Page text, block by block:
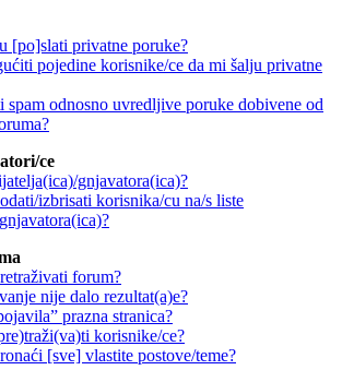
[po]slati privatne poruke?
pojedine korisnike/ce da mi šalju privatne
odnosno uvredljive poruke dobivene od
ce
gnjavatora(ica)?
izbrisati korisnika/cu na/s liste
forum?
nije dalo rezultat(a)e?
prazna stranica?
korisnike/ce?
[sve] vlastite postove/teme?